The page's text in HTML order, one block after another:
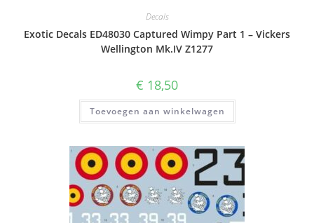
Decals
Exotic Decals ED48030 Captured Wimpy Part 1 – Vickers
Wellington Mk.IV Z1277
€ 18,50
Toevoegen aan winkelwagen